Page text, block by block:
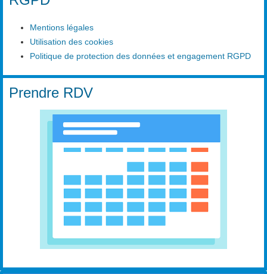
Mentions légales
Utilisation des cookies
Politique de protection des données et engagement RGPD
Prendre RDV